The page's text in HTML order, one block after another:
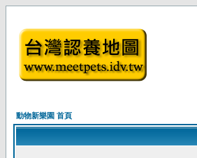
動物新樂園 首頁